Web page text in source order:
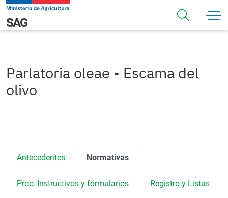
Pasar al contenido principal
Navegación principal
SAGNormativas
Parlatoria oleae - Escama del
olivo
Antecedentes Normativas
Proc. Instructivos y formularios Registro y Listas